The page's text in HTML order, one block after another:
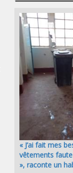
« J’ai fait mes
vêtements
», raconte un